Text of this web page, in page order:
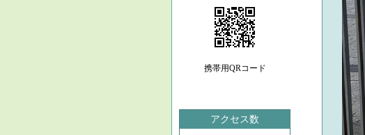
携帯用QRコード
アクセス数